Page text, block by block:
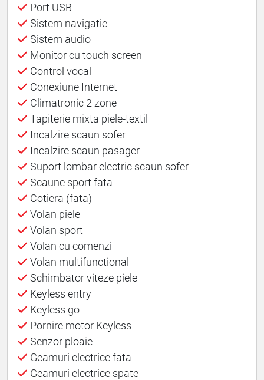
Port USB
Sistem navigatie
Sistem audio
Monitor cu touch screen
Control vocal
Conexiune Internet
Climatronic 2 zone
Tapiterie mixta piele-textil
Incalzire scaun sofer
Incalzire scaun pasager
Suport lombar electric scaun sofer
Scaune sport fata
Cotiera (fata)
Volan piele
Volan sport
Volan cu comenzi
Volan multifunctional
Schimbator viteze piele
Keyless entry
Keyless go
Pornire motor Keyless
Senzor ploaie
Geamuri electrice fata
Geamuri electrice spate